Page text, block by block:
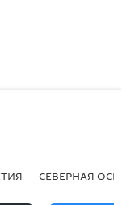
СЕВЕРНАЯ